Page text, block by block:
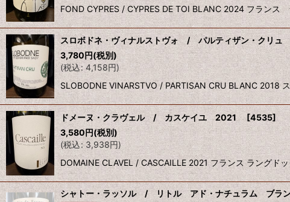
FOND CYPRES / CYPRES DE TOI BLANC 2024 フラン
スロボドネ・ヴィナルストヴォ / パルティザン・クリ
3,780 円(税別)
(税込: 4,158円)
SLOBODNE VINARSTVO / PARTISAN CRU BLANC
ドメーヌ・クラヴェル / カスケイユ 2021 [4535]
3,580円(税別)
(税込: 3,938円)
DOMAINE CLAVEL / CASCAILLE 2021 フランス ラングド
シャトー・ラッソル / リトル アド・ナチュラム ブ